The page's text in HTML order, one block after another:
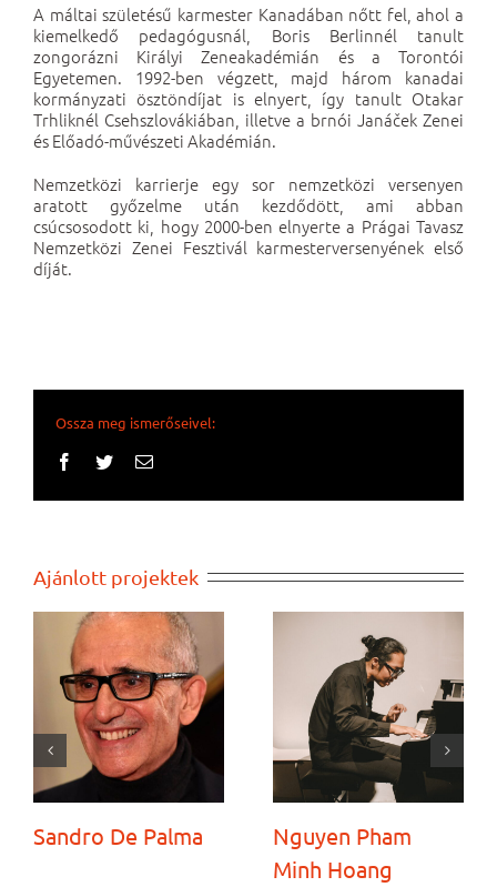
A máltai születésű karmester Kanadában nőtt fel, ahol a
kiemelkedő pedagógusnál, Boris Berlinnél tanult
zongorázni Királyi Zeneakadémián és a Torontói
Egyetemen. 1992-ben végzett, majd három kanadai
kormányzati ösztöndíjat is elnyert, így tanult Otakar
Trhliknél Csehszlovákiában, illetve a brnói Janáček Zenei
és Előadó-művészeti Akadémián.
Nemzetközi karrierje egy sor nemzetközi versenyen
aratott győzelme után kezdődött, ami abban
csúcsosodott ki, hogy 2000-ben elnyerte a Prágai Tavasz
Nemzetközi Zenei Fesztivál karmesterversenyének első
díját.
Ossza meg ismerőseivel:
Facebook
TwitterEmail:
Ajánlott projektek
Sandro De Palma
Nguyen Pham
Minh Hoang